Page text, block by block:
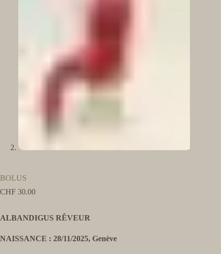
BOLUS
CHF 30.00
ALBANDIGUS RÊVEUR
NAISSANCE : 28/11/2025, Genève